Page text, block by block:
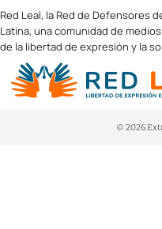
Red Leal, la Red de Defensores
Latina, una comunidad de
de la libertad de expresión y la
© 2026